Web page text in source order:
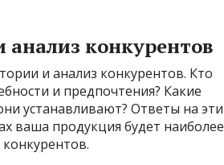
анализ конкурентов
и анализ конкурентов. Кто
и предпочтения? Какие
устанавливают? Ответы на эти
ваша продукция будет наиболее